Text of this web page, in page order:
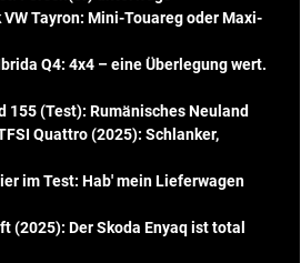
Tayron: Mini-Touareg oder Maxi-
Q4: 4x4 – eine Überlegung wert.
155 (Test): Rumänisches Neuland
Quattro (2025): Schlanker,
im Test: Hab' mein Lieferwagen
(2025): Der Skoda Enyaq ist total